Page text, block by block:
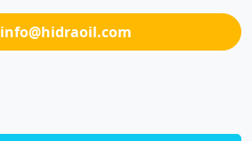
info@hidraoil.com